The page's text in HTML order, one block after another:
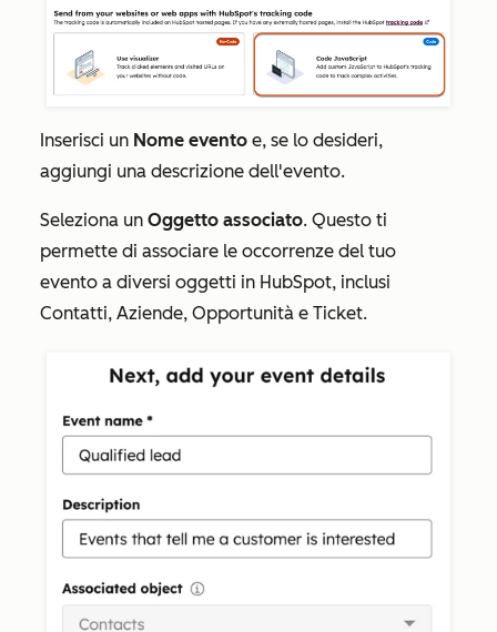
Inserisci un Nome evento e, se lo desideri,
aggiungi una descrizione dell'evento.
Seleziona un Oggetto associato. Questo ti
permette di associare le occorrenze del tuo
evento a diversi oggetti in HubSpot, inclusi
Contatti, Aziende, Opportunità e Ticket.